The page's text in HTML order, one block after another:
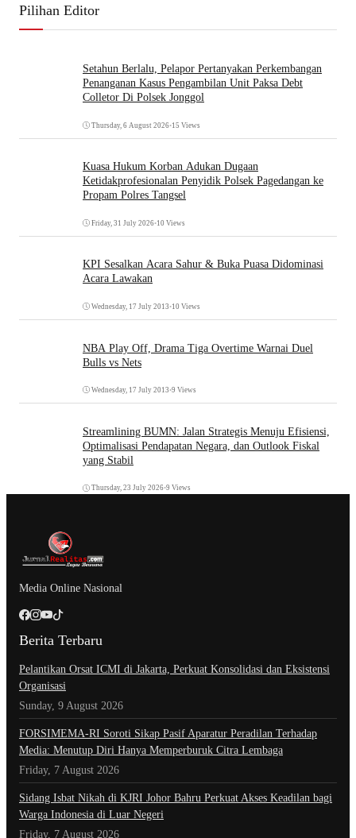
Pilihan Editor
Setahun Berlalu, Pelapor Pertanyakan Perkembangan
Penanganan Kasus Pengambilan Unit Paksa Debt
Colletor Di Polsek Jonggol
Thursday, 6 August 2026•15 Views
Kuasa Hukum Korban Adukan Dugaan
Ketidakprofesionalan Penyidik Polsek Pagedangan ke
Propam Polres Tangsel
Friday, 31 July 2026•10 Views
KPI Sesalkan Acara Sahur & Buka Puasa Didominasi
Acara Lawakan
Wednesday, 17 July 2013 •10 Views
NBA Play Off, Drama Tiga Overtime Warnai Duel
Bulls vs Nets
Wednesday, 17 July 2013 •9 Views
Streamlining BUMN: Jalan Strategis Menuju Efisiensi,
Optimalisasi Pendapatan Negara, dan Outlook Fiskal
yang Stabil
Thursday, 23 July 2026•9 Views
Media Online Nasional
Berita Terbaru
Pelantikan Orsat ICMI di Jakarta, Perkuat Konsolidasi dan Eksistensi
Organisasi
Sunday, 9 August 2026
​FORSIMEMA-RI Soroti Sikap Pasif Aparatur Peradilan Terhadap
Media: Menutup Diri Hanya Memperburuk Citra Lembaga
Friday, 7 August 2026
Sidang Isbat Nikah di KJRI Johor Bahru Perkuat Akses Keadilan bagi
Warga Indonesia di Luar Negeri
Friday, 7 August 2026